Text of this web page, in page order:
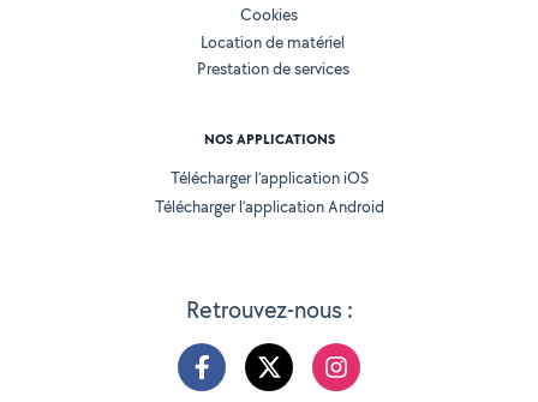
Retrouvez-nous :
Cookies
Location de matériel
Prestation de services
NOS APPLICATIONS
Télécharger l’application iOS
Télécharger l’application Android